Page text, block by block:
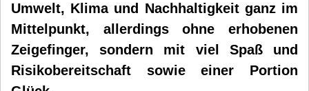
Umwelt, Klima und Nachhaltigkeit ganz im
Mittelpunkt, allerdings ohne erhobenen
Zeigefinger, sondern mit viel Spaß und
Risikobereitschaft sowie einer Portion